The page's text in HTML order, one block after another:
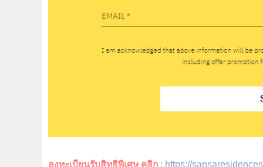
ลงทะเบียนรับสิทธิพิเศษ คลิก : https://